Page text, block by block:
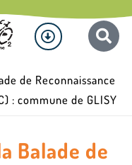
Menu
de Reconnaissance
: commune de GLISY
Balade de